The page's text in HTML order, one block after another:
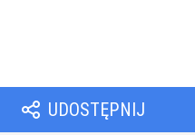
UDOSTĘPNIJ